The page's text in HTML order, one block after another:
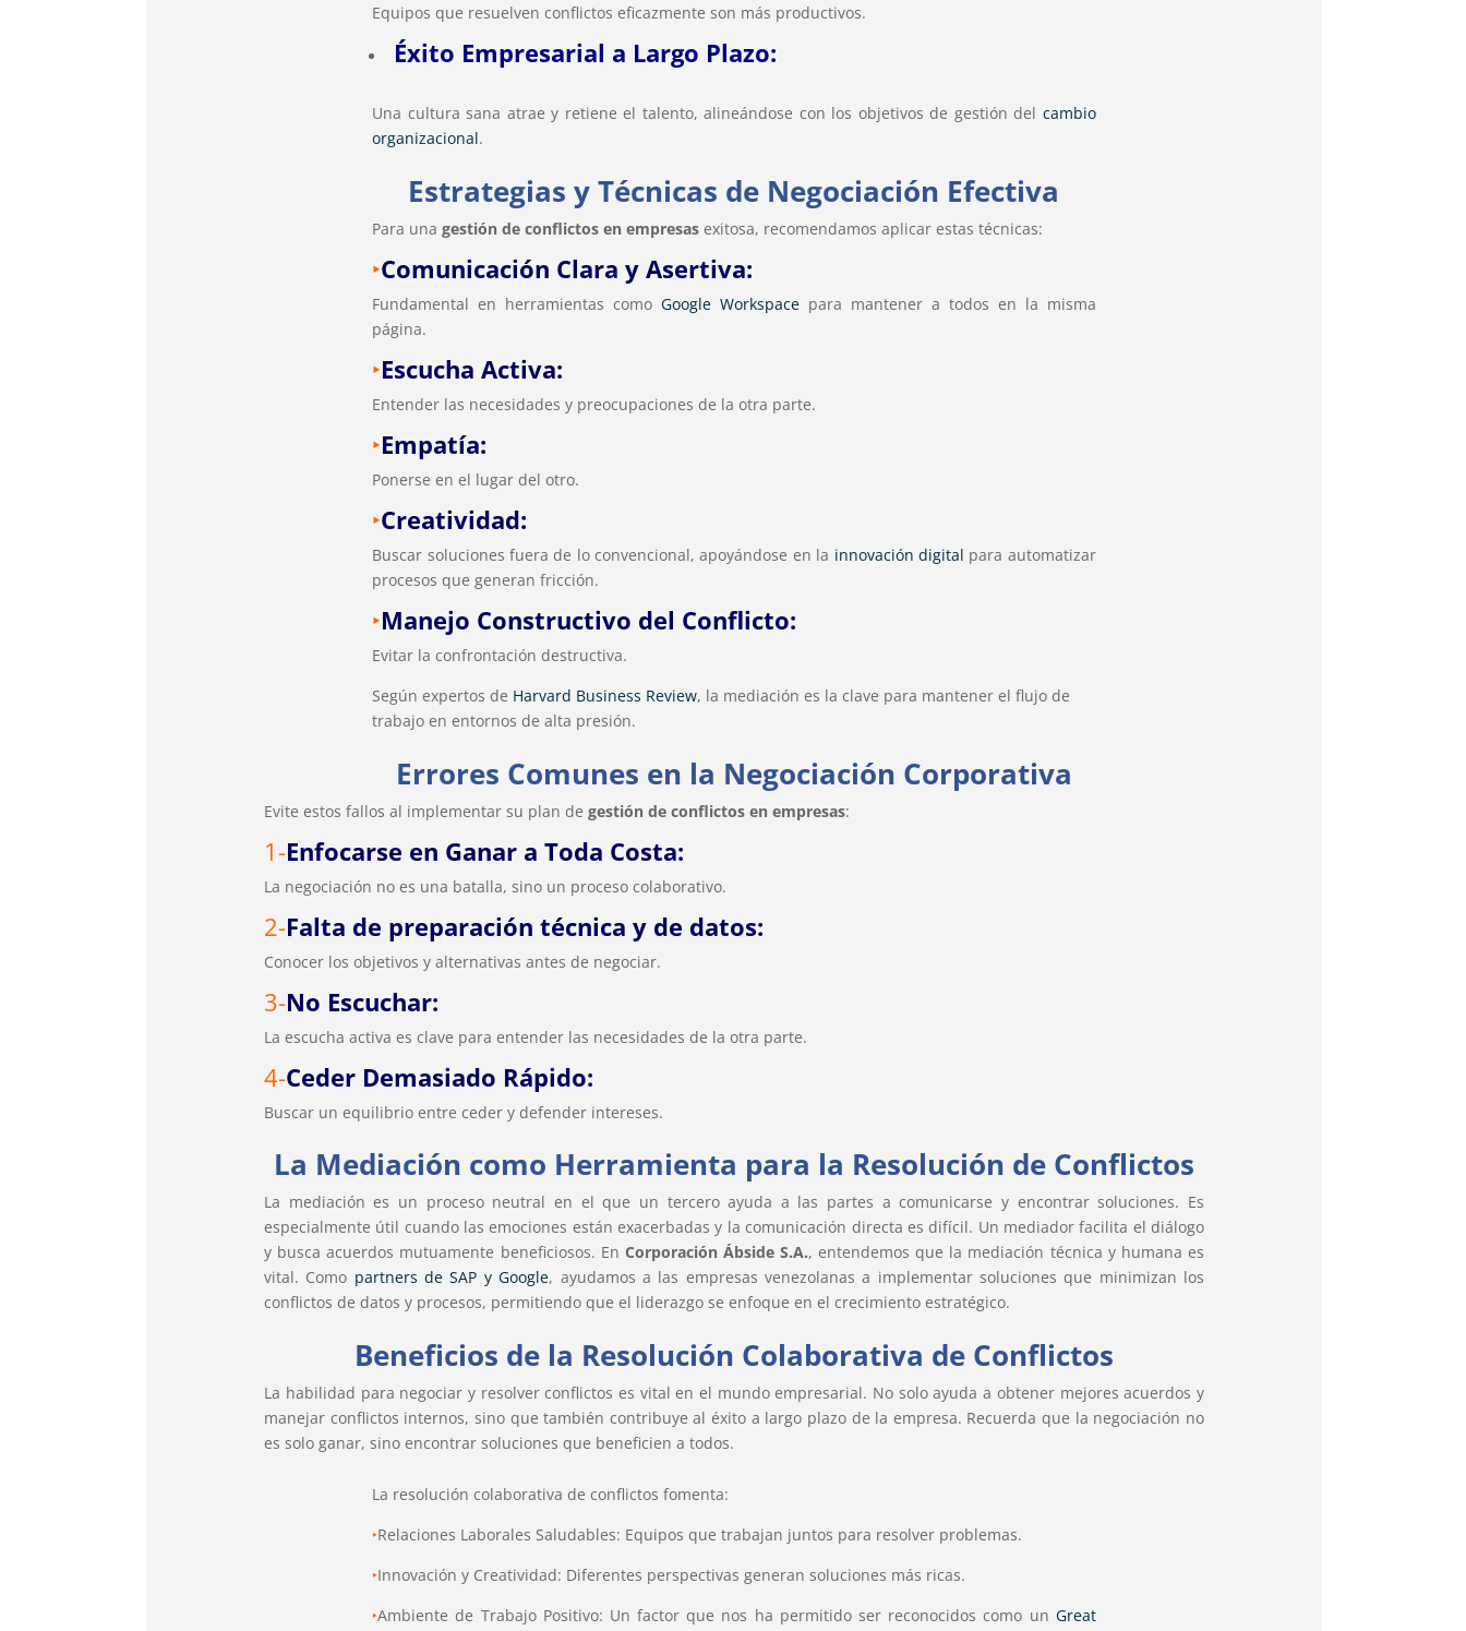
Equipos que resuelven conflictos eficazmente son más productivos.
Éxito Empresarial a Largo Plazo:
Una cultura sana atrae y retiene el talento, alineándose con los objetivos de gestión del cambio
organizacional.
Estrategias y Técnicas de Negociación Efectiva
Para unagestión de conflictos en empresas exitosa, recomendamos aplicar estas técnicas:
‣Comunicación Clara y Asertiva:
Fundamental en herramientas como Google Workspace para mantener a todos en la misma
página.
‣Escucha Activa:
Entender las necesidades y preocupaciones de la otra parte.
‣Empatía:
Ponerse en el lugar del otro.
‣Creatividad:
Buscar soluciones fuera de lo convencional, apoyándose en la innovación digital para automatizar
procesos que generan fricción.
‣Manejo Constructivo del Conflicto:
Evitar la confrontación destructiva.
Según expertos de Harvard Business Review, la mediación es la clave para mantener el flujo de
trabajo en entornos de alta presión.
Errores Comunes en la Negociación Corporativa
Evite estos fallos al implementar su plan degestión de conflictos en empresas:
1-Enfocarse en Ganar a Toda Costa:
La negociación no es una batalla, sino un proceso colaborativo.
2-Falta de preparación técnica y de datos:
Conocer los objetivos y alternativas antes de negociar.
3-No Escuchar:
La escucha activa es clave para entender las necesidades de la otra parte.
4-Ceder Demasiado Rápido:
Buscar un equilibrio entre ceder y defender intereses.
La Mediación como Herramienta para la Resolución de Conflictos
La mediación es un proceso neutral en el que un tercero ayuda a las partes a comunicarse y encontrar soluciones. Es
especialmente útil cuando las emociones están exacerbadas y la comunicación directa es difícil. Un mediador facilita el diálogo
y busca acuerdos mutuamente beneficiosos. En Corporación Ábside S.A., entendemos que la mediación técnica y humana es
vital. Como partners de SAP y Google, ayudamos a las empresas venezolanas a implementar soluciones que minimizan los
conflictos de datos y procesos, permitiendo que el liderazgo se enfoque en el crecimiento estratégico.
Beneficios de la Resolución Colaborativa de Conflictos
La habilidad para negociar y resolver conflictos es vital en el mundo empresarial. No solo ayuda a obtener mejores acuerdos y
manejar conflictos internos, sino que también contribuye al éxito a largo plazo de la empresa. Recuerda que la negociación no
es solo ganar, sino encontrar soluciones que beneficien a todos.
La resolución colaborativa de conflictos fomenta:
‣Relaciones Laborales Saludables: Equipos que trabajan juntos para resolver problemas.
‣Innovación y Creatividad: Diferentes perspectivas generan soluciones más ricas.
‣Ambiente de Trabajo Positivo: Un factor que nos ha permitido ser reconocidos como un Great